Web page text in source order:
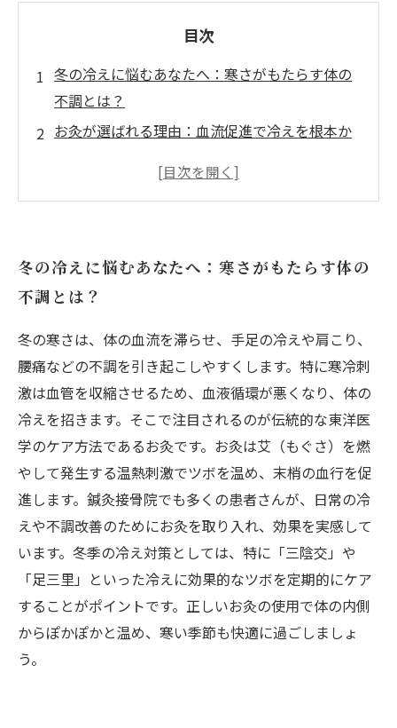
目次
冬の冷えに悩むあなたへ：寒さがもたらす体の
不調とは？
お灸が選ばれる理由：血流促進で冷えを根本か
実践！冬季お灸ケア術の基本：初めてでも安心
手に入れた秘訣
毎日の習慣に取り入れる冬季お灸ケア術で、冷
え知らずの体作りを
鍼灸接骨院が教える！冬におすすめの冷え改善
お灸ポイントまとめ
寒さ対策の決定版！冬季お灸ケアで心も体もぽ
かぽかに過ごそう
冬の冷えに悩むあなたへ：寒さがもたらす体の
不調とは？
冬の寒さは、体の血流を滞らせ、手足の冷えや肩こり、
腰痛などの不調を引き起こしやすくします。特に寒冷刺
激は血管を収縮させるため、血液循環が悪くなり、体の
冷えを招きます。そこで注目されるのが伝統的な東洋医
学のケア方法であるお灸です。お灸は艾（もぐさ）を燃
やして発生する温熱刺激でツボを温め、末梢の血行を促
進します。鍼灸接骨院でも多くの患者さんが、日常の冷
えや不調改善のためにお灸を取り入れ、効果を実感して
います。冬季の冷え対策としては、特に「三陰交」や
「足三里」といった冷えに効果的なツボを定期的にケア
することがポイントです。正しいお灸の使用で体の内側
からぽかぽかと温め、寒い季節も快適に過ごしましょ
う。